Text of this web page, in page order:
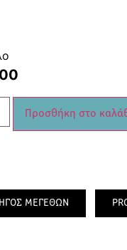
Προσθήκη στο
ΜΕΓΕΘΩΝ